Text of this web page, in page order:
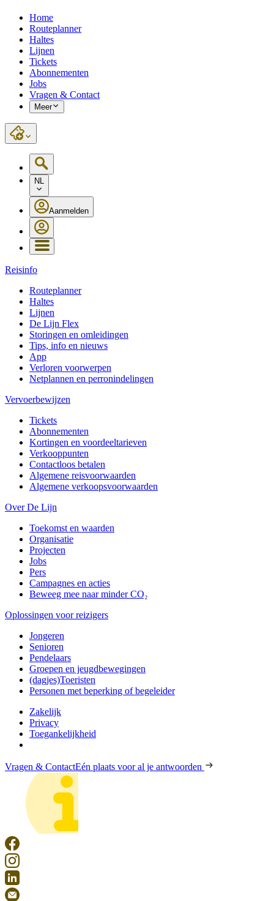
Home
Routeplanner
Haltes
Lijnen
Tickets
Abonnementen
Jobs
Vragen & Contact
Meer
NL
Aanmelden
Reisinfo
Routeplanner
Haltes
Lijnen
De Lijn Flex
Storingen en omleidingen
Tips, info en nieuws
App
Verloren voorwerpen
Netplannen en perronindelingen
Vervoerbewijzen
Tickets
Abonnementen
Kortingen en voordeeltarieven
Verkooppunten
Contactloos betalen
Algemene reisvoorwaarden
Algemene verkoopsvoorwaarden
Over De Lijn
Toekomst en waarden
Organisatie
Projecten
Jobs
Pers
Campagnes en acties
Beweeg mee naar minder CO₂
Oplossingen voor reizigers
Jongeren
Senioren
Pendelaars
Groepen en jeugdbewegingen
(dagjes)Toeristen
Personen met beperking of begeleider
Zakelijk
Privacy
Toegankelijkheid
Vragen & ContactEén plaats voor al je antwoorden